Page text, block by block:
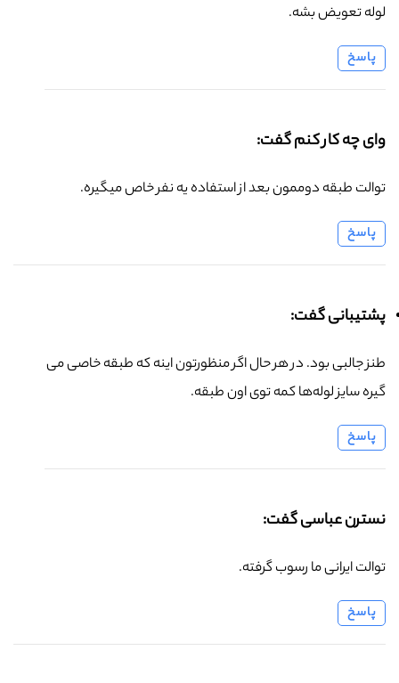
لوله تعویض بشه.
پاسخ
وای چه کار کنم گفت:
توالت طبقه دوممون بعد از استفاده یه نفر خاص میگیره.
پاسخ
پشتیبانی گفت:
طنز جالبی بود. در هر حال اگر منظورتون اینه که طبقه خاصی می
گیره سایز لوله‌ها کمه توی اون طبقه.
پاسخ
نسترن عباسی گفت:
توالت ایرانی ما رسوب گرفته.
پاسخ